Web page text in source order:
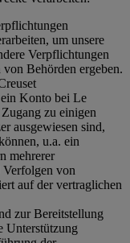
um unsere
Verpflichtungen
Behörden ergeben.
Konto bei Le
zu einigen
ausgewiesen sind,
u.a. ein
mehrerer
Verfolgen von
auf der vertraglichen
zur Bereitstellung
Unterstützung